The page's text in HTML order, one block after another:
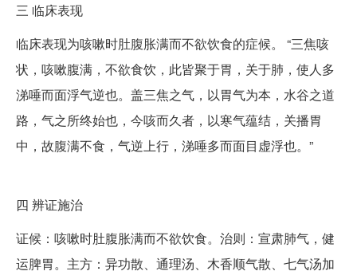
三 临床表现
临床表现为咳嗽时肚腹胀满而不欲饮食的症候。 “三焦咳
状，咳嗽腹满，不欲食饮，此皆聚于胃，关于肺，使人多
涕唾而面浮气逆也。盖三焦之气，以胃气为本，水谷之道
路，气之所终始也，今咳而久者，以寒气蕴结，关播胃
中，故腹满不食，气逆上行，涕唾多而面目虚浮也。”
四 辨证施治
证候：咳嗽时肚腹胀满而不欲饮食。治则：宣肃肺气，健
运脾胃。主方：异功散、通理汤、木香顺气散、七气汤加